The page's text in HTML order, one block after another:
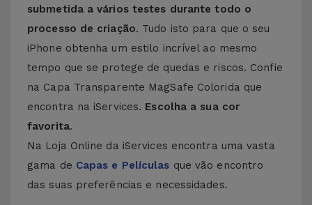
submetida a vários testes durante todo o
processo de criação. Tudo isto para que o seu
iPhone obtenha um estilo incrível ao mesmo
tempo que se protege de quedas e riscos. Confie
na Capa Transparente MagSafe Colorida que
encontra na iServices. Escolha a sua cor
favorita.
Na Loja Online da iServices encontra uma vasta
gama de Capas e Películas que vão encontro
das suas preferências e necessidades.